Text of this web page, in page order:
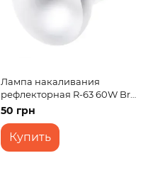
Лампа накаливания
рефлекторная R-63 60W Br
220V
50 грн
Купить